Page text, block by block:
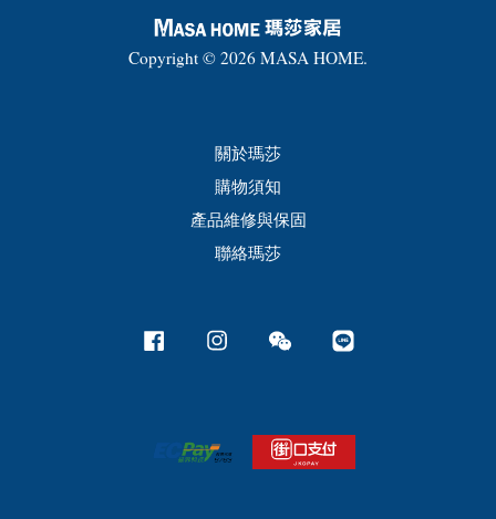
Copyright © 2026 MASA HOME.
關於瑪莎
購物須知
產品維修與保固
聯絡瑪莎
Facebook Instagram Wechat